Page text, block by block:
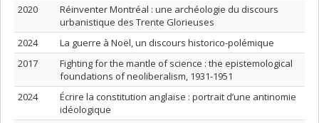
2020
Réinventer Montréal : une archéologie du discours
urbanistique des Trente Glorieuses
2024
La guerre à Noël, un discours historico-polémique
2017
Fighting for the mantle of science : the epistemological
foundations of neoliberalism, 1931-1951
2024
Écrire la constitution anglaise : portrait d’une antinomie
idéologique